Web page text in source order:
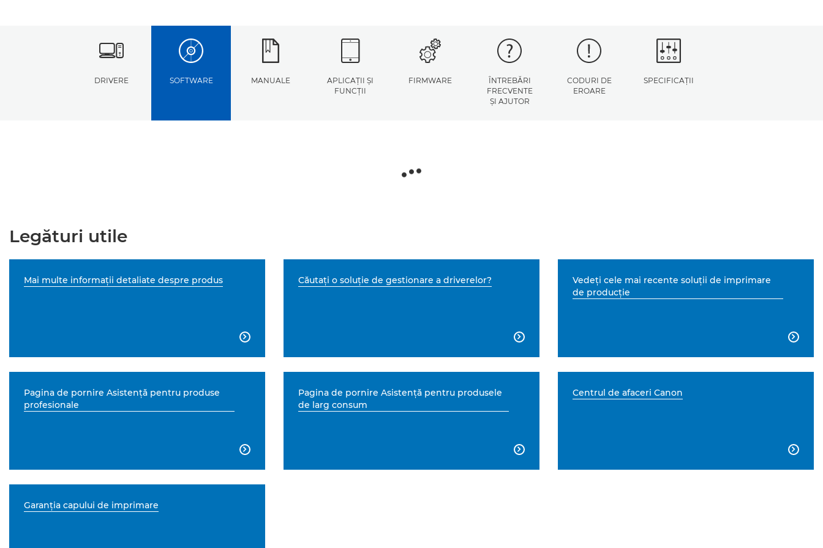
DRIVERE SOFTWARE MANUALE
APLICAŢII ŞI
FUNCŢII
FIRMWARE
ÎNTREBĂRI
FRECVENTE
ŞI AJUTOR
CODURI DE
EROARE
SPECIFICAŢII
Legături utile
Mai multe informaţii detaliate despre produs

Căutaţi o soluţie de gestionare a driverelor?

Vedeţi cele mai recente soluţii de imprimare
de producţie

Pagina de pornire Asistenţă pentru produse
profesionale

Pagina de pornire Asistenţă pentru produsele
de larg consum

Centrul de afaceri Canon

Garanţia capului de imprimare